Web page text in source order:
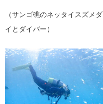
（サンゴ礁のネッタイスズメダ
イとダイバー）